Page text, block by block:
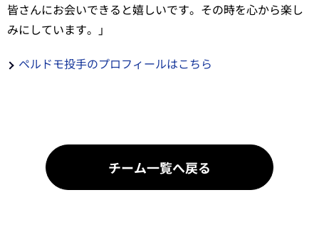
皆さんにお会いできると嬉しいです。その時を心から楽し
みにしています。」
ペルドモ投手のプロフィールはこちら
チーム一覧へ戻る